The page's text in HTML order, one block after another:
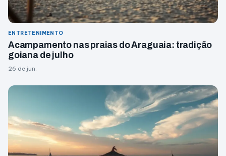
ENTRETENIMENTO
Acampamento nas praias do Araguaia: tradição
goiana de julho
26 de jun.